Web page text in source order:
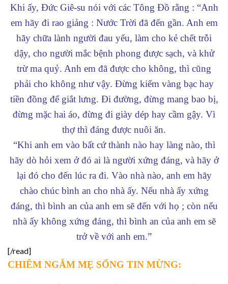
Khi ấy, Đức Giê-su nói với các Tông Đồ rằng : “Anh
em hãy đi rao giảng : Nước Trời đã đến gần. Anh em
hãy chữa lành người đau yếu, làm cho kẻ chết trỗi
dậy, cho người mắc bệnh phong được sạch, và khử
trừ ma quỷ. Anh em đã được cho không, thì cũng
phải cho không như vậy. Đừng kiếm vàng bạc hay
tiền đồng để giắt lưng. Đi đường, đừng mang bao bị,
đừng mặc hai áo, đừng đi giày dép hay cầm gậy. Vì
thợ thì đáng được nuôi ăn.
“Khi anh em vào bất cứ thành nào hay làng nào, thì
hãy dò hỏi xem ở đó ai là người xứng đáng, và hãy ở
lại đó cho đến lúc ra đi. Vào nhà nào, anh em hãy
chào chúc bình an cho nhà ấy. Nếu nhà ấy xứng
đáng, thì bình an của anh em sẽ đến với họ ; còn nếu
nhà ấy không xứng đáng, thì bình an của anh em sẽ
trở về với anh em.”
[/read]
CHIÊM NGẮM MẸ SỐNG TIN MỪNG: